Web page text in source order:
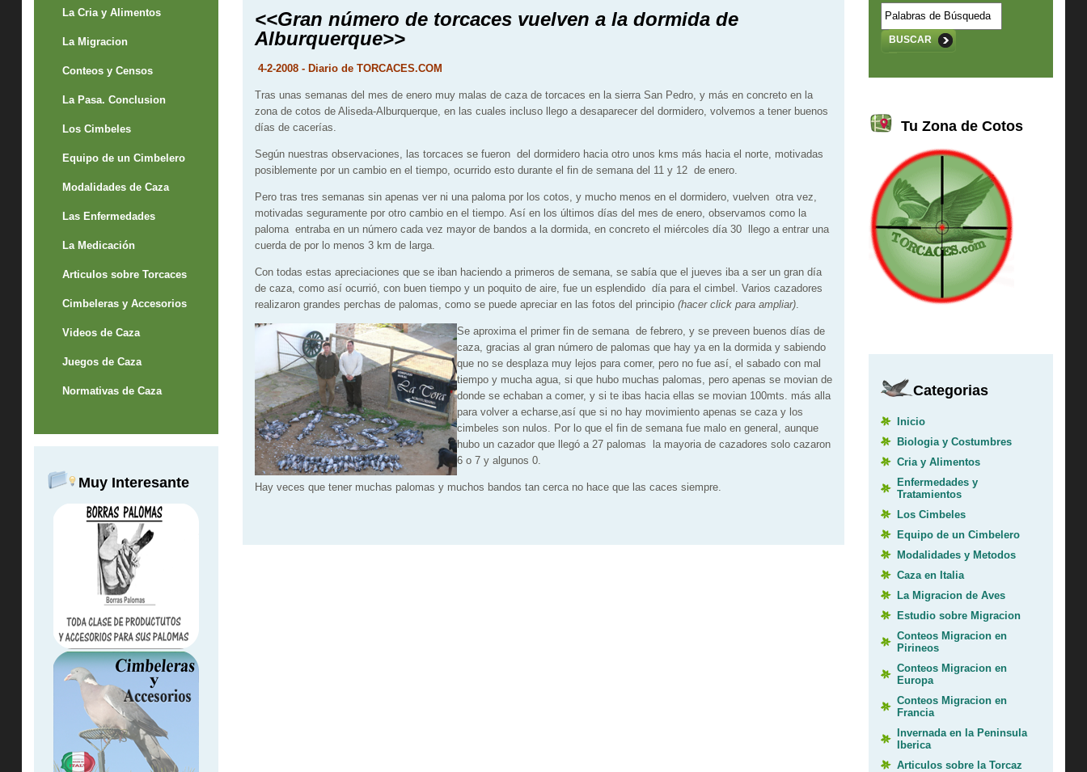
La Cria y Alimentos
La Migracion
Conteos y Censos
La Pasa. Conclusion
Los Cimbeles
Equipo de un Cimbelero
Modalidades de Caza
Las Enfermedades
La Medicación
Articulos sobre Torcaces
Cimbeleras y Accesorios
Videos de Caza
Juegos de Caza
Normativas de Caza
Muy Interesante
<<Gran número de torcaces vuelven a la dormida de
Alburquerque>>
4-2-2008 - Diario de TORCACES.COM
Tras unas semanas del mes de enero muy malas de caza de torcaces en la sierra San Pedro, y más en concreto en la
zona de cotos de Aliseda-Alburquerque, en las cuales incluso llego a desaparecer del dormidero, volvemos a tener buenos
días de cacerías.
Según nuestras observaciones, las torcaces se fueron del dormidero hacia otro unos kms más hacia el norte, motivadas
posiblemente por un cambio en el tiempo, ocurrido esto durante el fin de semana del 11 y 12 de enero.
Pero tras tres semanas sin apenas ver ni una paloma por los cotos, y mucho menos en el dormidero, vuelven otra vez,
motivadas seguramente por otro cambio en el tiempo. Así en los últimos días del mes de enero, observamos como la
paloma entraba en un número cada vez mayor de bandos a la dormida, en concreto el miércoles día 30 llego a entrar una
cuerda de por lo menos 3 km de larga.
Con todas estas apreciaciones que se iban haciendo a primeros de semana, se sabía que el jueves iba a ser un gran día
de caza, como así ocurrió, con buen tiempo y un poquito de aire, fue un esplendido día para el cimbel. Varios cazadores
realizaron grandes perchas de palomas, como se puede apreciar en las fotos del principio (hacer click para ampliar).
Se aproxima el primer fin de semana de febrero, y se preveen buenos días de
caza, gracias al gran número de palomas que hay ya en la dormida y sabiendo
que no se desplaza muy lejos para comer, pero no fue así, el sabado con mal
tiempo y mucha agua, si que hubo muchas palomas, pero apenas se movian de
donde se echaban a comer, y si te ibas hacia ellas se movian 100mts. más alla
para volver a echarse,así que si no hay movimiento apenas se caza y los
cimbeles son nulos. Por lo que el fin de semana fue malo en general, aunque
hubo un cazador que llegó a 27 palomas la mayoria de cazadores solo cazaron
6 o 7 y algunos 0.
Hay veces que tener muchas palomas y muchos bandos tan cerca no hace que las caces siempre.
BUSCAR
Tu Zona de Cotos
Categorias
Inicio
Biologia y Costumbres
Cria y Alimentos
Enfermedades y
Tratamientos
Los Cimbeles
Equipo de un Cimbelero
Modalidades y Metodos
Caza en Italia
La Migracion de Aves
Estudio sobre Migracion
Conteos Migracion en
Pirineos
Conteos Migracion en
Europa
Conteos Migracion en
Francia
Invernada en la Peninsula
Iberica
Articulos sobre la Torcaz